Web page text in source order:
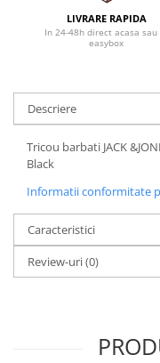
LIVRARE RAPIDA
In 24-48h direct acasa sau
easybox
Descriere
Tricou barbati JACK
Black
Informatii conformitate
Caracteristici
Review-uri(0)